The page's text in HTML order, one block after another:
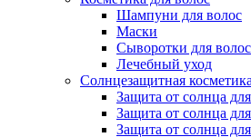
Шампуни для волос
Маски
Сыворотки для волос
Лечебный уход
Солнцезащитная косметика
Защита от солнца
Защита от солнца
Защита от солнца